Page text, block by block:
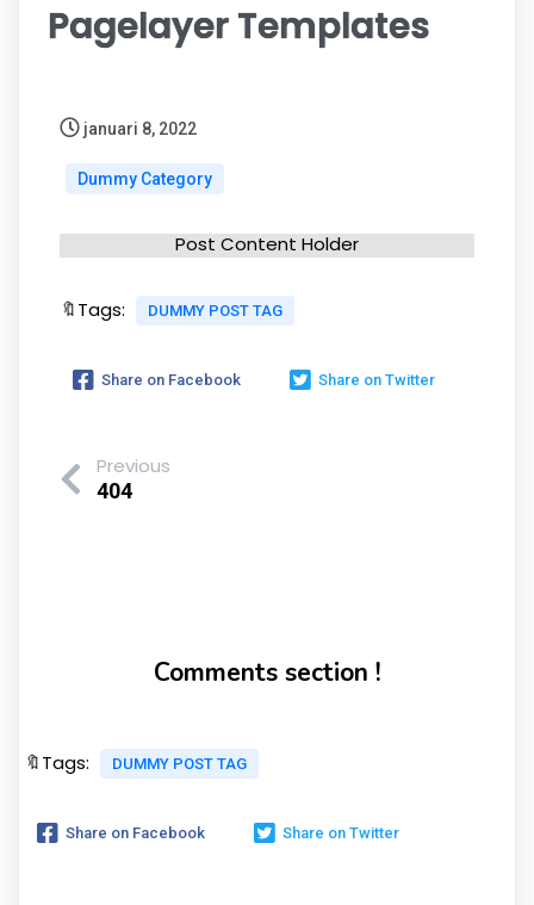
Pagelayer Templates
januari 8, 2022
Dummy Category
Post Content Holder
🔖Tags: DUMMY POST TAG
Share on Facebook Share on Twitter
Previous
404
Comments section !
🔖Tags: DUMMY POST TAG
Share on Facebook Share on Twitter